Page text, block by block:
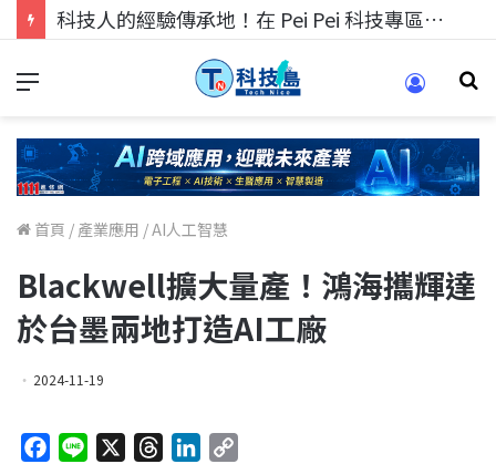
科技人的經驗傳承地！在 Pei Pei 科技專區，與學弟妹交流最硬核的技術
首頁 / 產業應用 /AI人工智慧
Blackwell擴大量產！鴻海攜輝達
於台墨兩地打造AI工廠
2024-11-19